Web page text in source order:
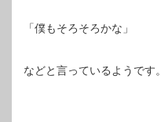
「僕もそろそろかな」
などと言っているようです。